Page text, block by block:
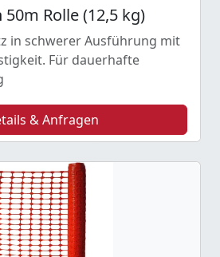
Rolle (12,5 kg)
in schwerer Ausführung mit
Für dauerhafte
& Anfragen